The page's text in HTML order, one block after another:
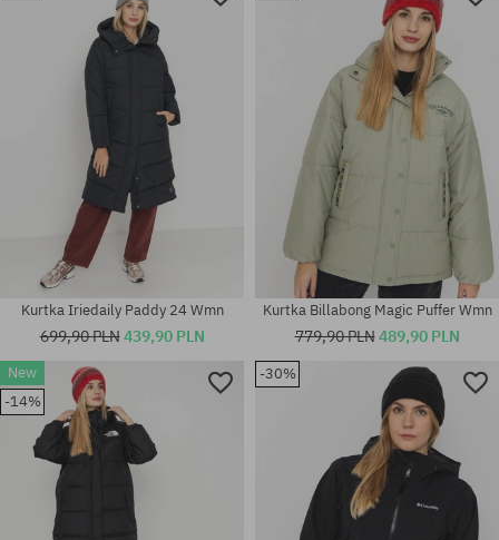
Dostępne rozmiary:
Dostępne rozmiary:
Dostępne rozmiary:
XS; S; M
Dostępne rozmiary:
Kurtka Iriedaily Paddy 24 Wmn
699,90 PLN439,90 PLN
Kurtka Billabong Magic Puffer Wmn
779,90 PLN489,90 PLN
New
-14%
-30%